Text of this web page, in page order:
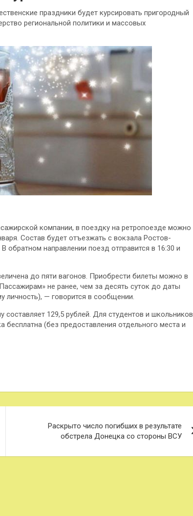
праздники будет курсировать пригородный
региональной политики и массовых
компании, в поездку на ретропоезде можно
Состав будет отъезжать с вокзала Ростов-
обратном направлении поезд отправится в 16:30 и
до пяти вагонов. Приобрести билеты можно в
не ранее, чем за десять суток до даты
личность), — говорится в сообщении.
129,5 рублей. Для студентов и школьников
(без предоставления отдельного места и
Раскрыто число погибших в результате
обстрела Донецка со стороны ВСУ